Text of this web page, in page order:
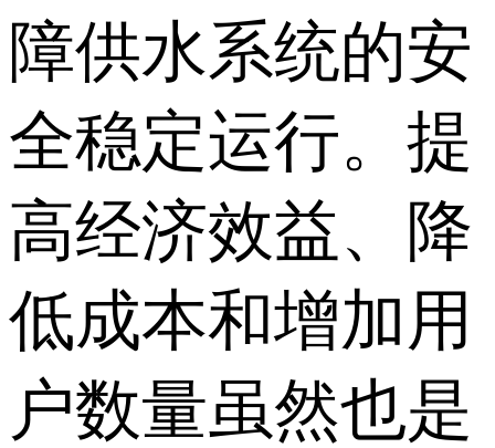
障供水系统的安
全稳定运行。提
高经济效益、降
低成本和增加用
户数量虽然也是